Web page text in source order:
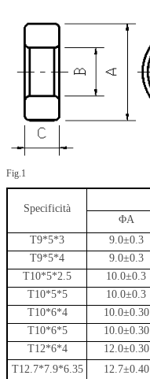
Fig.1
Specificità
ΦA
T9*5*3
9.0±0.3
T9*5*4
9.0±0.3
T10*5*2.5
10.0±0.3
T10*5*5
10.0±0.3
T10*6*4
10.0±0.30
T10*6*5
10.0±0.30
T12*6*4
12.0±0.30
T12.7*7.9*6.35
12.7±0.40